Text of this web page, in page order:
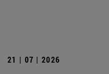
21 | 07 | 2026